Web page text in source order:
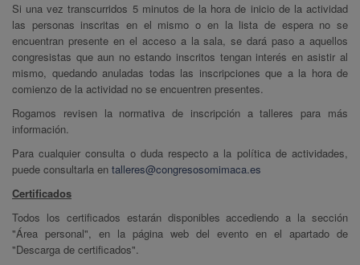
Si una vez transcurridos 5 minutos de la hora de inicio de la actividad
las personas inscritas en el mismo o en la lista de espera no se
encuentran presente en el acceso a la sala, se dará paso a aquellos
congresistas que aun no estando inscritos tengan interés en asistir al
mismo, quedando anuladas todas las inscripciones que a la hora de
comienzo de la actividad no se encuentren presentes.
Rogamos revisen la normativa de inscripción a talleres para más
información.
Para cualquier consulta o duda respecto a la política de actividades,
puede consultarla en talleres@congresosomimaca.es
Certificados
Todos los certificados estarán disponibles accediendo a la sección
"Área personal", en la página web del evento en el apartado de
"Descarga de certificados".